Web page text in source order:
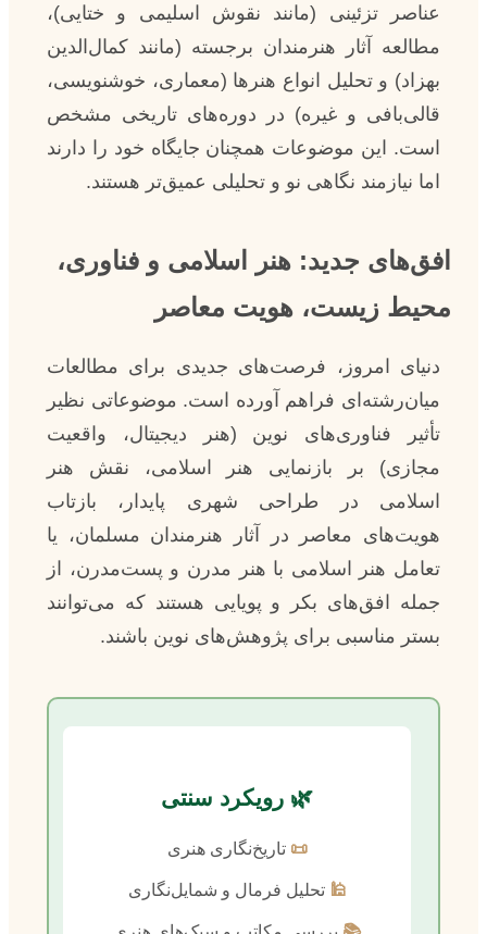
عناصر تزئینی (مانند نقوش اسلیمی و ختایی)،
مطالعه آثار هنرمندان برجسته (مانند کمال‌الدین
بهزاد) و تحلیل انواع هنرها (معماری، خوشنویسی،
قالی‌بافی و غیره) در دوره‌های تاریخی مشخص
است. این موضوعات همچنان جایگاه خود را دارند
اما نیازمند نگاهی نو و تحلیلی عمیق‌تر هستند.
افق‌های جدید: هنر اسلامی و فناوری،
محیط زیست، هویت معاصر
دنیای امروز، فرصت‌های جدیدی برای مطالعات
میان‌رشته‌ای فراهم آورده است. موضوعاتی نظیر
تأثیر فناوری‌های نوین (هنر دیجیتال، واقعیت
مجازی) بر بازنمایی هنر اسلامی، نقش هنر
اسلامی در طراحی شهری پایدار، بازتاب
هویت‌های معاصر در آثار هنرمندان مسلمان، یا
تعامل هنر اسلامی با هنر مدرن و پست‌مدرن، از
جمله افق‌های بکر و پویایی هستند که می‌توانند
بستر مناسبی برای پژوهش‌های نوین باشند.
🌿 رویکرد سنتی
📜 تاریخ‌نگاری هنری
🕌 تحلیل فرمال و شمایل‌نگاری